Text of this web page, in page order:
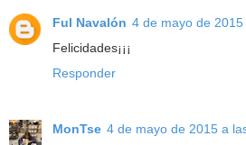
Ful Navalón 4 de mayo de
Felicidades¡¡¡
Responder
MonTse 4 de mayo de 2015 a